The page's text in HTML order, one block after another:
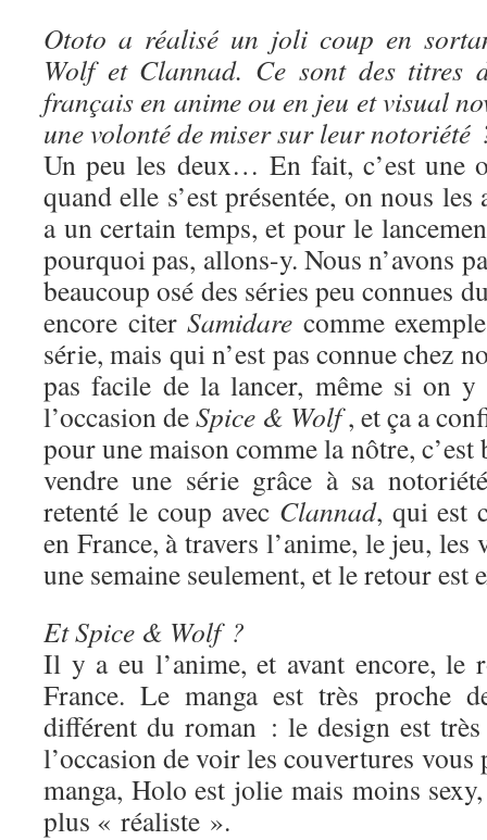
Ototo a réalisé un joli coup en
Wolf et Clannad. Ce sont des titres
français en anime ou en jeu et visual
une volonté de miser sur leur notoriété
Un peu les deux… En fait, c’est une
quand elle s’est présentée, on nous
a un certain temps, et pour le
pourquoi pas, allons-y. Nous n’avons
beaucoup osé des séries peu connues
encore citer Samidare comme
série, mais qui n’est pas connue chez
pas facile de la lancer, même si on
l’occasion deSpice & Wolf, et ça a
pour une maison comme la nôtre,
vendre une série grâce à sa
retenté le coup avec Clannad, qui est
en France, à travers l’anime, le jeu,
une semaine seulement, et le retour est
Et Spice & Wolf ?
Il y a eu l’anime, et avant encore, le
France. Le manga est très proche
différent du roman : le design est
l’occasion de voir les couvertures
manga, Holo est jolie mais moins
plus « réaliste ».